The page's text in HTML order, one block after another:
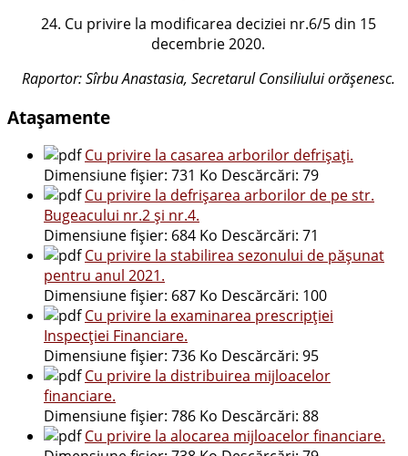
24. Cu privire la modificarea deciziei nr.6/5 din 15
decembrie 2020.
Raportor: Sîrbu Anastasia, Secretarul Consiliului orășenesc.
Atașamente
Cu privire la casarea arborilor defrișați.
Dimensiune fișier: 731 Ko Descărcări: 79
Cu privire la defrișarea arborilor de pe str.
Bugeacului nr.2 și nr.4.
Dimensiune fișier: 684 Ko Descărcări: 71
Cu privire la stabilirea sezonului de pășunat
pentru anul 2021.
Dimensiune fișier: 687 Ko Descărcări: 100
Cu privire la examinarea prescripției
Inspecției Financiare.
Dimensiune fișier: 736 Ko Descărcări: 95
Cu privire la distribuirea mijloacelor
financiare.
Dimensiune fișier: 786 Ko Descărcări: 88
Cu privire la alocarea mijloacelor financiare.